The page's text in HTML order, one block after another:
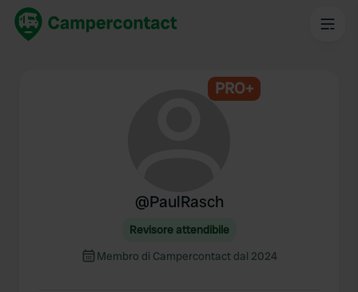
PRO+
@PaulRasch
Revisore attendibile
Membro di Campercontact dal 2024